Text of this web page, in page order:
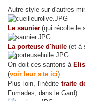
Autre style sur d'autres
Le saunier (qui récolte le
La porteuse d'huile (et à
On doit ces santons à
(voir leur site ici)
Plus loin, l'inédite traite
Fumades, dans le Gard)